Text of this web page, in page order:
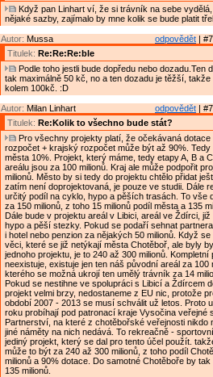
Když pan Linhart ví, že si trávník na sebe
nějaké sazby, zajímalo by mne kolik se bude platit
odpovědět |
Autor: Mussa
Titulek: Re:Re:Re:ble
Podle toho jestli bude dopředu nebo dozadu.Ten
tak maximálně 50 kč, no a ten dozadu je těžší, takže
kolem 100kč. :D
odpovědět |
Autor: Milan Linhart
Titulek: Re:Kolik to všechno bude stát?
Pro všechny projekty platí, že očekávaná dotace
rozpočet + krajský rozpočet může být až 90%. Tedy
města 10%. Projekt, který máme, tedy etapy A, B a
areálu jsou za 100 milionů. Kraj ale může podpořit
milionů. Město by si tedy do projektu chtělo přidat
zatím není doprojektovaná, je pouze ve studii. Dále
určitý podíl na cyklo, hypo a pěších trasách. To vše
za 150 milionů, z toho 15 milionů podíl města a 135
Dále bude v projektu areál v Libici, areál ve Ždírci,
hypo a pěší stezky. Pokud se podaří sehnat
i hotel nebo penzion za nějakých 50 milionů. Když
věci, které se již netýkají města Chotěboř, ale byly
jednoho projektu, je to 240 až 300 milionů. Kompletní
neexistuje, existuje jen ten náš původní areál za 100
kterého se možná ukrojí ten umělý trávník za 14
Pokud se nestihne ve spolupráci s Libicí a Ždírcem
projekt velmi brzy, nedostaneme z EU nic, protože
období 2007 - 2013 se musí schválit už letos. Proto
roku probíhají pod patronací kraje Vysočina veřejné
Partnerství, na které z chotěbořské veřejnosti nikdo
jiné náměty na nich nedává. To rekreačně -
jediný projekt, který se dal pro tento účel použít.
může to být za 240 až 300 milionů, z toho podíl
milionů a 90% dotace. Do samotné Chotěboře by
135 milionů.